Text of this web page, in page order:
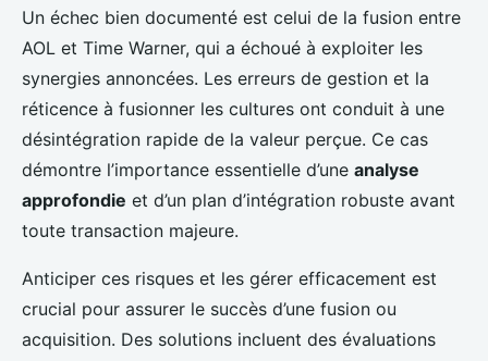
Un échec bien documenté est celui de la fusion entre
AOL et Time Warner, qui a échoué à exploiter les
synergies annoncées. Les erreurs de gestion et la
réticence à fusionner les cultures ont conduit à une
désintégration rapide de la valeur perçue. Ce cas
démontre l’importance essentielle d’une analyse
approfondie et d’un plan d’intégration robuste avant
toute transaction majeure.
Anticiper ces risques et les gérer efficacement est
crucial pour assurer le succès d’une fusion ou
acquisition. Des solutions incluent des évaluations